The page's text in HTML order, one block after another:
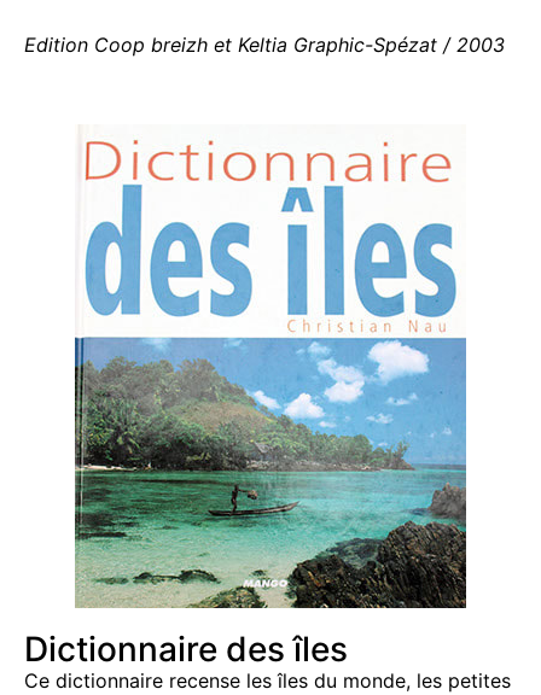
Edition Coop breizh et Keltia Graphic-Spézat / 2003
Dictionnaire des îles
Ce dictionnaire recense les îles du monde, les petites